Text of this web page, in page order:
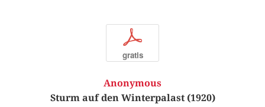
p
gratis
Anonymous
Sturm auf den Winterpalast (1920)